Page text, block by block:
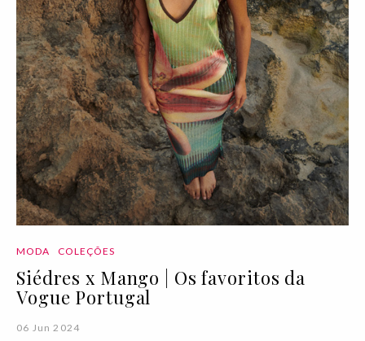
MODA COLEÇÕES
Siédres x Mango | Os favoritos da
Vogue Portugal
06 Jun 2024